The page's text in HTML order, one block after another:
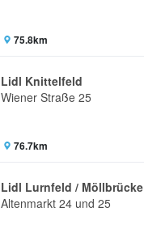
75.8km
Lidl Knittelfeld
Wiener Straße 25
76.7km
Lidl Lurnfeld / Möllbrücke
Altenmarkt 24 und 25